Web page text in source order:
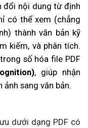
đổi nội dung từ định
có thể xem (chẳng
thành văn bản kỹ
kiếm, và phân tích.
số hóa file PDF
, giúp nhận
sang văn bản.
dưới dạng PDF có